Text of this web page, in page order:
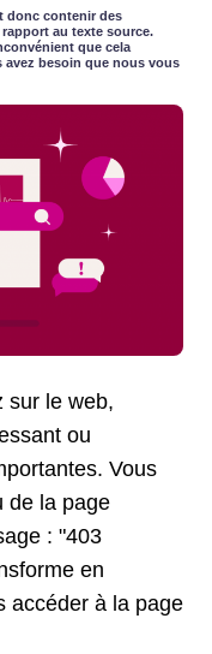
ITALIANO
donc contenir des
au texte source.
que cela
avez besoin que nous vous
sur le web,
ou
Vous
de la page
: "403
en
accéder à la page